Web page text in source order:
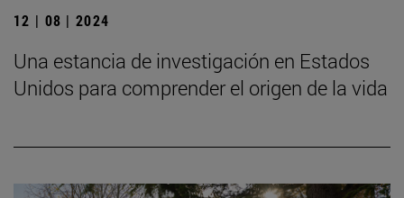
12 | 08 | 2024
Una estancia de investigación en Estados
Unidos para comprender el origen de la vida